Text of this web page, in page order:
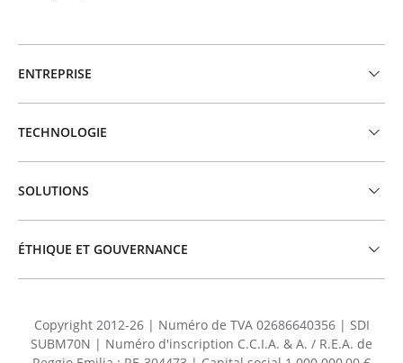
ENTREPRISE
TECHNOLOGIE
SOLUTIONS
ÉTHIQUE ET GOUVERNANCE
Copyright 2012-26 | Numéro de TVA 02686640356 | SDI
SUBM70N | Numéro d'inscription C.C.I.A. & A. / R.E.A. de